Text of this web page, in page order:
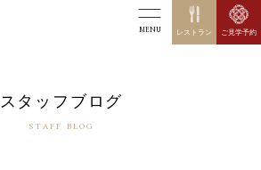
MENU ご見学予約
レストラン
スタッフブログ
STAFF BLOG